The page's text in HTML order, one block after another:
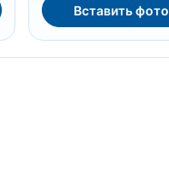
Вставить фото